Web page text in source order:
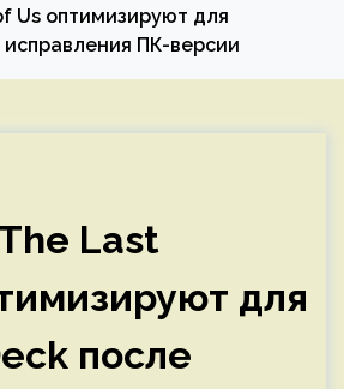
Us оптимизируют для
ПК-версии
Last
для
после